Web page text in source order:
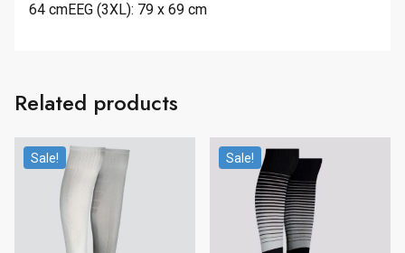
64 cmEEG (3XL): 79 x 69 cm
Related products
Sale! Sale!